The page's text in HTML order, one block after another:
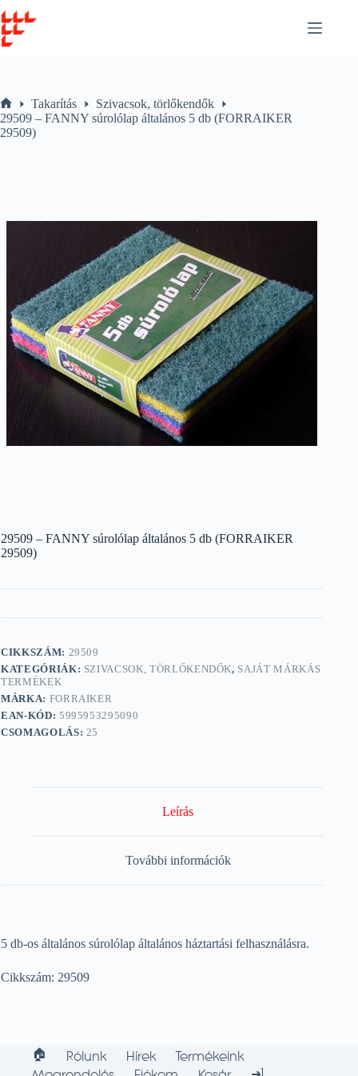
to
content
Home
Takarítás
Szivacsok, törlőkendők
29509 – FANNY súrolólap általános 5 db (FORRAIKER
29509)
29509 – FANNY súrolólap általános 5 db (FORRAIKER
29509)
CIKKSZÁM: 29509
KATEGÓRIÁK: SZIVACSOK, TÖRLŐKENDŐK, SAJÁT MÁRKÁS
TERMÉKEK
MÁRKA: FORRAIKER
EAN-KÓD: 5995953295090
CSOMAGOLÁS: 25
Leírás
További információk
5 db-os általános súrolólap általános háztartási felhasználásra.
Cikkszám: 29509
🏠︎ Rólunk Hírek
Termékeink